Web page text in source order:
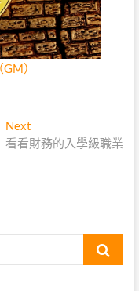
）
Next
post:
看看財務的入學級職業
Search